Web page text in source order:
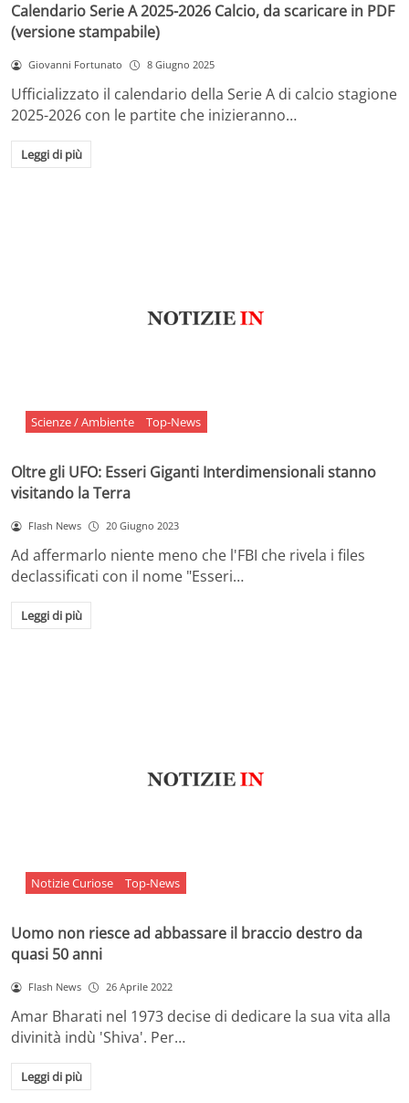
Calendario Serie A 2025-2026 Calcio, da scaricare in PDF
(versione stampabile)
Giovanni Fortunato 8 Giugno 2025
Ufficializzato il calendario della Serie A di calcio stagione
2025-2026 con le partite che inizieranno…
Leggi di più
Scienze / Ambiente Top-News
Oltre gli UFO: Esseri Giganti Interdimensionali stanno
visitando la Terra
Flash News 20 Giugno 2023
Ad affermarlo niente meno che l'FBI che rivela i files
declassificati con il nome "Esseri…
Leggi di più
Notizie Curiose Top-News
Uomo non riesce ad abbassare il braccio destro da
quasi 50 anni
Flash News 26 Aprile 2022
Amar Bharati nel 1973 decise di dedicare la sua vita alla
divinità indù 'Shiva'. Per…
Leggi di più